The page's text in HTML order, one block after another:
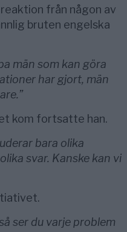
från någon av
bruten engelska
män som kan göra
har gjort, män
kom fortsatte han.
bara olika
svar. Kanske kan vi
ser du varje problem